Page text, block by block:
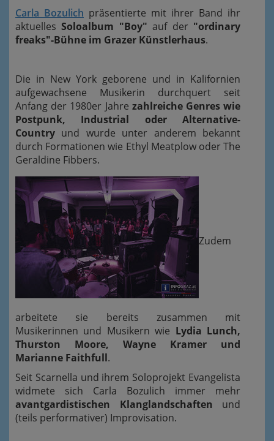
Carla Bozulich präsentierte mit ihrer Band ihr
aktuellesSoloalbum "Boy" auf der "ordinary
freaks"-Bühne im Grazer Künstlerhaus.
Die in New York geborene und in Kalifornien
aufgewachsene Musikerin durchquert seit
Anfang der 1980er Jahre zahlreiche Genres wie
Postpunk, Industrial oder Alternative-
Country und wurde unter anderem bekannt
durch Formationen wie Ethyl Meatplow oder The
Geraldine Fibbers.
Zudem
arbeitete sie bereits zusammen mit
Musikerinnen und Musikern wie Lydia Lunch,
Thurston Moore, Wayne Kramer und
Marianne Faithfull.
Seit Scarnella und ihrem Soloprojekt Evangelista
widmete sich Carla Bozulich immer mehr
avantgardistischen Klanglandschaften und
(teils performativer) Improvisation.